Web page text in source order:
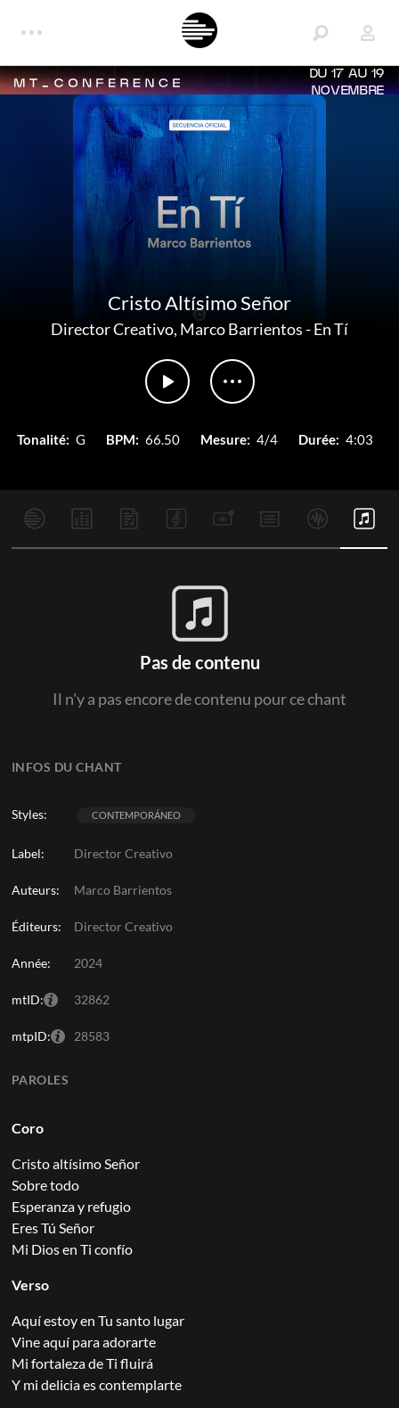
DU 17 AU 19
NOVEMBRE
Cristo Altísimo Señor
Director Creativo, Marco Barrientos-En Tí
Tonalité: G BPM: 66.50 Mesure: 4/4 Durée: 4:03
INFOS DU CHANT
Styles: CONTEMPORÁNEO
Label: Director Creativo
Auteurs: Marco Barrientos
Éditeurs: Director Creativo
Année: 2024
mtID: 32862
mtpID: 28583
PAROLES
Coro
Cristo altísimo Señor
Sobre todo
Esperanza y refugio
Eres Tú Señor
Mi Dios en Ti confío
Verso
Aquí estoy en Tu santo lugar
Vine aquí para adorarte
Mi fortaleza de Ti fluirá
Y mi delicia es contemplarte
Pas de contenu
Il n'y a pas encore de contenu pour ce chant